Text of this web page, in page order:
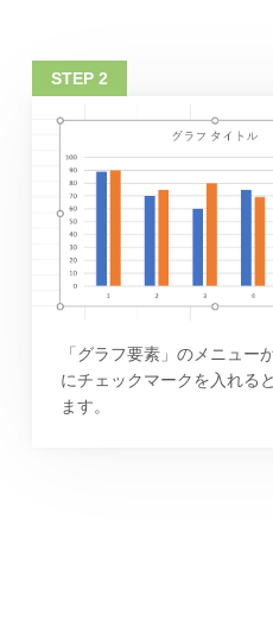
「グラフ要素」のメニュー
にチェックマークを入れる
ます。